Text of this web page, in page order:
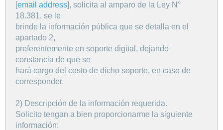
[email address], solicita al amparo de la Ley N°
18.381, se le
brinde la información pública que se detalla en el
apartado 2,
preferentemente en soporte digital, dejando
constancia de que se
hará cargo del costo de dicho soporte, en caso de
corresponder.
2) Descripción de la información requerida.
Solicito tengan a bien proporcionarme la siguiente
información: